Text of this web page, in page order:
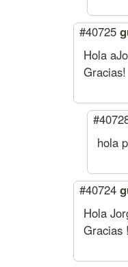
#40725
Hola
Gracias!
hola
#40724
Hola
Gracias